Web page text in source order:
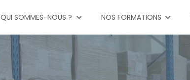
QUI SOMMES-NOUS ? NOS FORMATIONS